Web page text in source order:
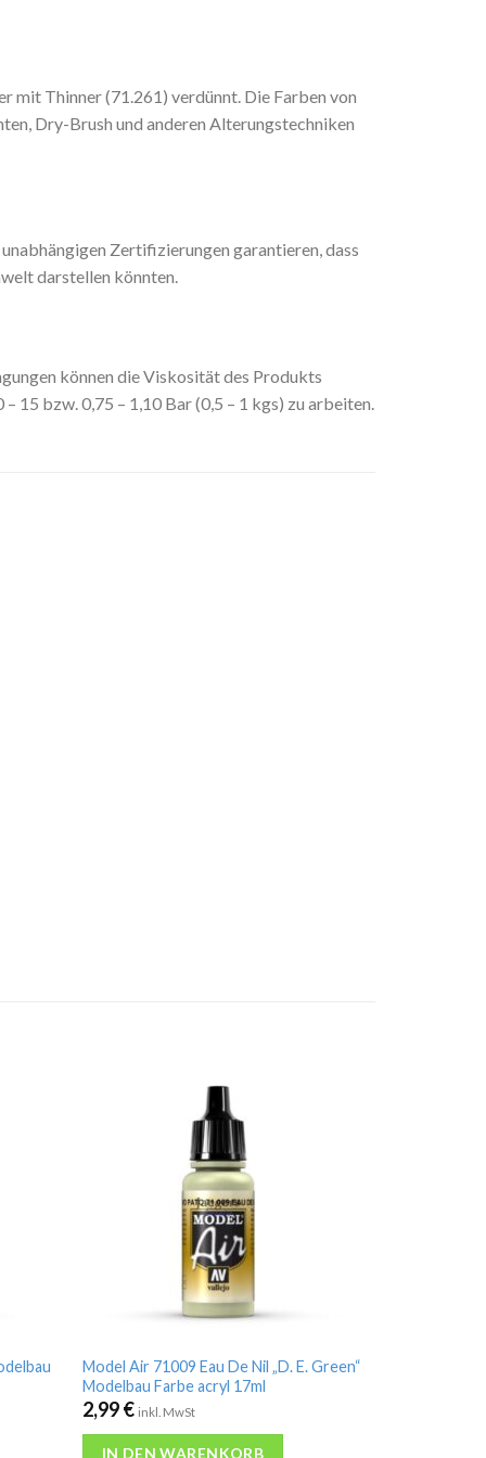
mit Thinner (71.261) verdünnt. Die Farben von
Dry-Brush und anderen Alterungstechniken
Zertifizierungen garantieren, dass
darstellen könnten.
können die Viskosität des Produkts
15 bzw. 0,75 – 1,10 Bar (0,5 – 1 kgs) zu arbeiten.
Model Air 71009 Eau De Nil „D. E. Green“
Modelbau Farbe acryl 17ml
2,99€ inkl. MwSt
IN DEN WARENKORB